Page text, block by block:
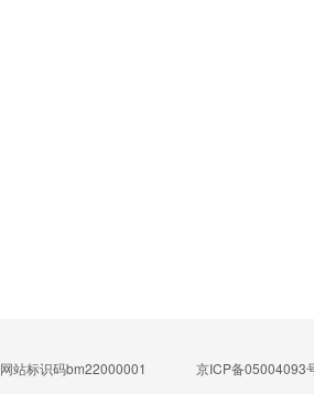
网站标识码bm22000001 京ICP备05004093